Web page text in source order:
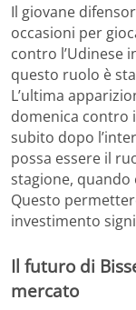
Il giovane
occasioni per
contro l’Udinese
questo ruolo è
L’ultima
domenica contro
subito dopo
possa essere il
stagione, quando
Questo
investimento
Il futuro di
mercato